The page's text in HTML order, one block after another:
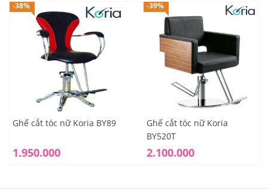
-38%
Ghế cắt tóc nữ Koria BY89
1.950.000
-39%
Ghế cắt tóc nữ Koria
BY520T
2.100.000